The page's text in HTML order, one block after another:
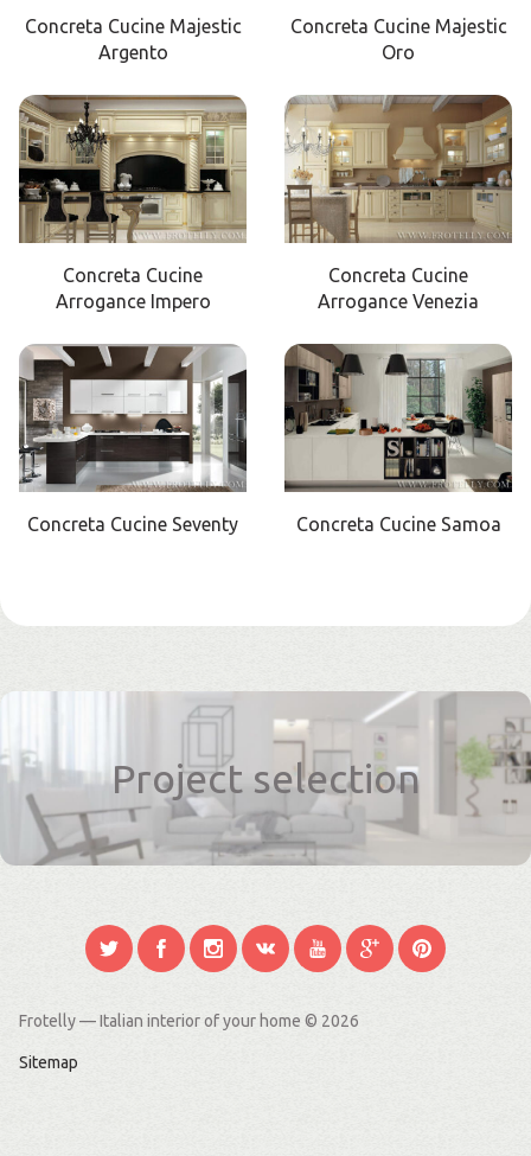
Concreta Cucine Majestic
Argento
Concreta Cucine Majestic
Oro
Concreta Cucine
Arrogance Impero
Concreta Cucine
Arrogance Venezia
Concreta Cucine Seventy Concreta Cucine Samoa
Project selection
Frotelly — Italian interior of your home © 2026
Sitemap